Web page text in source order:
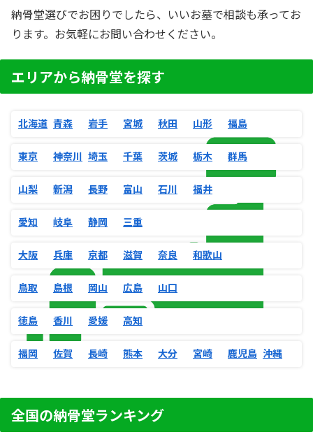
納骨堂選びでお困りでしたら、いいお墓で相談も承ってお
ります。お気軽にお問い合わせください。
エリアから納骨堂を探す
北海道 青森 岩手 宮城 秋田 山形 福島
東京 神奈川 埼玉 千葉 茨城 栃木 群馬
山梨 新潟 長野 富山 石川 福井
愛知 岐阜 静岡 三重
大阪 兵庫 京都 滋賀 奈良 和歌山
鳥取 島根 岡山 広島 山口
徳島 香川 愛媛 高知
福岡 佐賀 長崎 熊本 大分 宮崎 鹿児島 沖縄
全国の納骨堂ランキング